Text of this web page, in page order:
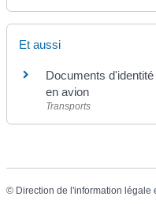
Et aussi
Documents
en avion
Transports
© Direction de l'information légale